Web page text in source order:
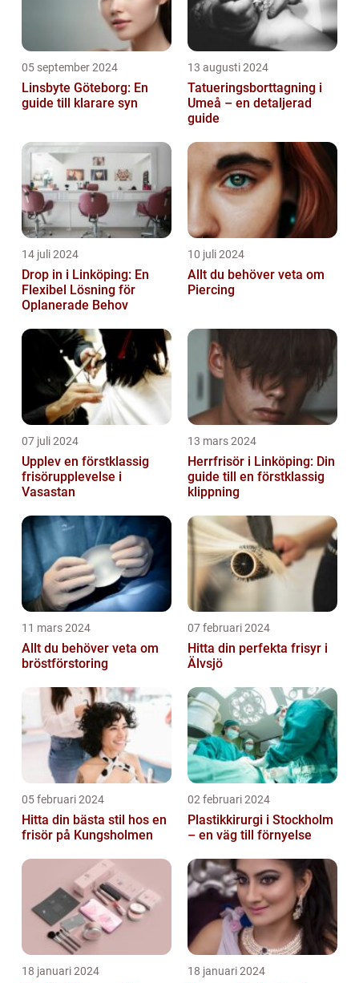
05 september 2024
Linsbyte Göteborg: En
guide till klarare syn
13 augusti 2024
Tatueringsborttagning i
Umeå – en detaljerad
guide
14 juli 2024
Drop in i Linköping: En
Flexibel Lösning för
Oplanerade Behov
10 juli 2024
Allt du behöver veta om
Piercing
07 juli 2024
Upplev en förstklassig
frisörupplevelse i
Vasastan
13 mars 2024
Herrfrisör i Linköping: Din
guide till en förstklassig
klippning
11 mars 2024
Allt du behöver veta om
bröstförstoring
07 februari 2024
Hitta din perfekta frisyr i
Älvsjö
05 februari 2024
Hitta din bästa stil hos en
frisör på Kungsholmen
02 februari 2024
Plastikkirurgi i Stockholm
– en väg till förnyelse
18 januari 2024 18 januari 2024